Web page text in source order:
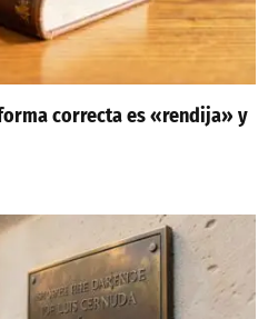
correcta es «rendija» y